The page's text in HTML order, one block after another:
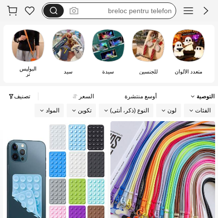
saboți damă cu toc
مجموعه
متعدد الألوان للجنسين سيدة سيد
البوليس
تر
التوصية أوسع منتشرة السعر تصنيف
الفئات لون النوع (ذكر، أنثى) تكوين المواد